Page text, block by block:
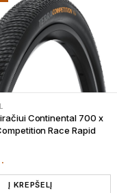
Continental 700 x
Race Rapid
Į KREPŠELĮ